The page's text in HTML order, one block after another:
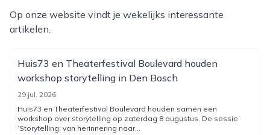
Op onze website vindt je wekelijks interessante
artikelen.
Huis73 en Theaterfestival Boulevard houden
workshop storytelling in Den Bosch
29 jul. 2026
Huis73 en Theaterfestival Boulevard houden samen een
workshop over storytelling op zaterdag 8 augustus. De sessie
‘Storytelling: van herinnering naar...